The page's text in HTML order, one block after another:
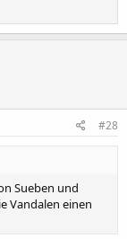
#28
Sueben und
Vandalen einen